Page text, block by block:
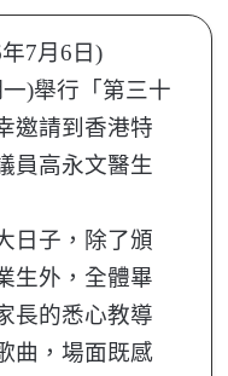
7月6日)
)舉行「第三十
邀請到香港特
員高永文醫生
日子，除了頒
生外，全體畢
長的悉心教導
曲，場面既感